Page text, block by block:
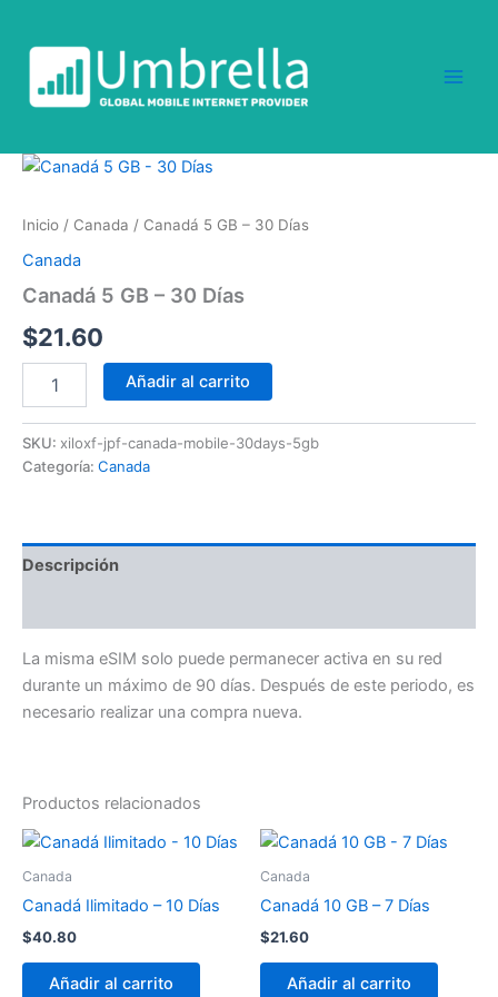
contenido
Inicio / Canada / Canadá 5 GB – 30 Días
Canada
Canadá 5 GB – 30 Días
$21.60
Canadá
-
30
cantidad
Añadir al carrito
SKU: xiloxf-jpf-canada-mobile-30days-5gb
Categoría: Canada
Descripción
La misma eSIM solo puede permanecer activa en su red
durante un máximo de 90 días. Después de este periodo, es
necesario realizar una compra nueva.
Productos relacionados
Canada
Canadá Ilimitado – 10 Días
$40.80
Añadir al carrito
Canada
Canadá 10 GB – 7 Días
$21.60
Añadir al carrito